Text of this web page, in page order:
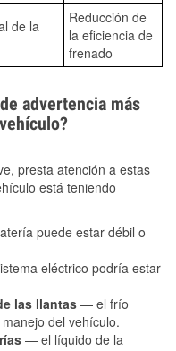
de la
Reducción de
la eficiencia de
frenado
advertencia más
presta atención a estas
está teniendo
puede estar débil o
eléctrico podría estar
las llantas — el frío
del vehículo.
— el líquido de la